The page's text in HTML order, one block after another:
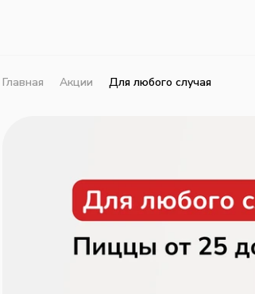
Главная Акции Для любого случая